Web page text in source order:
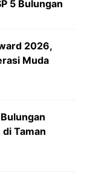
5 Bulungan
2026,
Muda
Taman